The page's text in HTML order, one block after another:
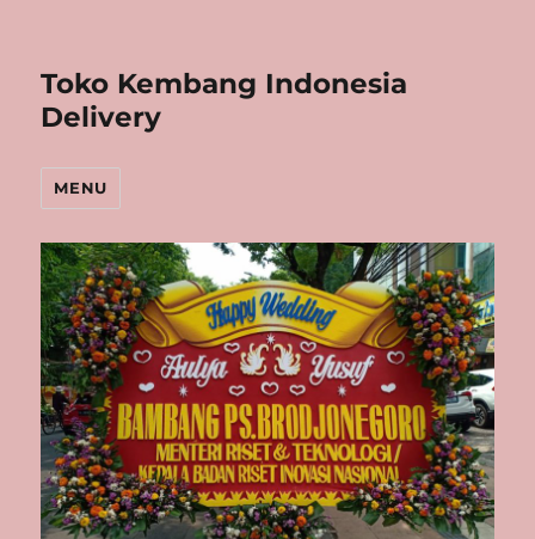
Toko Kembang Indonesia
Delivery
MENU